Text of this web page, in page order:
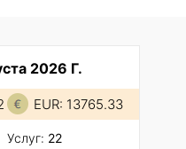
2026 Г.
EUR: 13765.33
Услуг: 22